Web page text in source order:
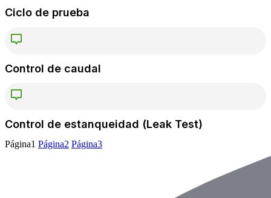
Ciclo de prueba
Control de caudal
Control de estanqueidad (Leak Test)
Página1 Página2 Página3